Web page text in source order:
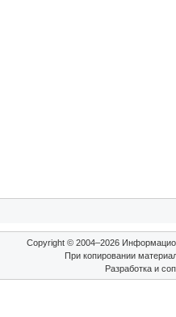
Copyright © 2004–2026
При копировании
Разработка и